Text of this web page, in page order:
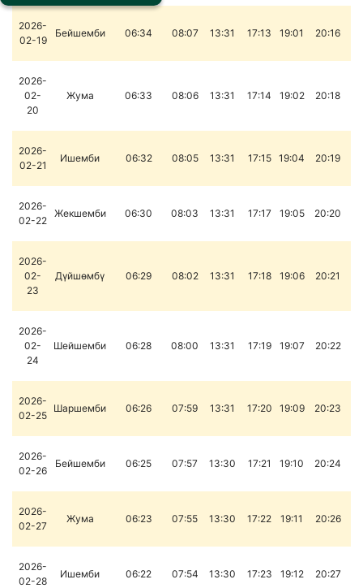
2026-
02-19
Бейшемби 06:34 08:07 13:31 17:13 19:01 20:16
2026-
02-
20
Жума 06:33 08:06 13:31 17:14 19:02 20:18
2026-
02-21
Ишемби 06:32 08:05 13:31 17:15 19:04 20:19
2026-
02-22
Жекшемби 06:30 08:03 13:31 17:17 19:05 20:20
2026-
02-
23
Дүйшөмбү 06:29 08:02 13:31 17:18 19:06 20:21
2026-
02-
24
Шейшемби 06:28 08:00 13:31 17:19 19:07 20:22
2026-
02-25
Шаршемби 06:26 07:59 13:31 17:20 19:09 20:23
2026-
02-26
Бейшемби 06:25 07:57 13:30 17:21 19:10 20:24
2026-
02-27
Жума 06:23 07:55 13:30 17:22 19:11 20:26
2026-
02-28
Ишемби 06:22 07:54 13:30 17:23 19:12 20:27